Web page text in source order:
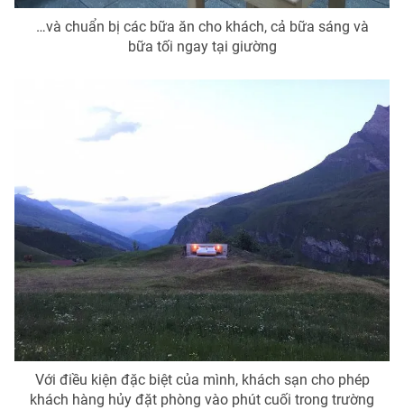
…và chuẩn bị các bữa ăn cho khách, cả bữa sáng và
bữa tối ngay tại giường
Với điều kiện đặc biệt của mình, khách sạn cho phép
khách hàng hủy đặt phòng vào phút cuối trong trường